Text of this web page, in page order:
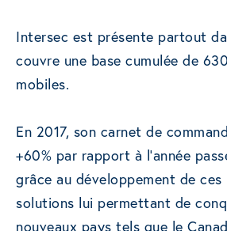
Intersec est présente partout
couvre une base cumulée de
mobiles.
En 2017, son carnet de
+60% par rapport à l’année
grâce au développement de ces
solutions lui permettant de
nouveaux pays tels que le